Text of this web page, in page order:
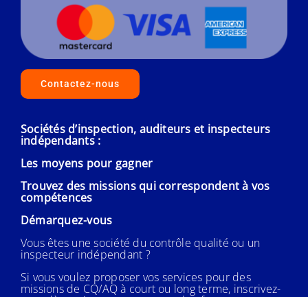
Contactez-nous
Sociétés d’inspection, auditeurs et inspecteurs
indépendants :
Les moyens pour gagner
Trouvez des missions qui correspondent à vos
compétences
Démarquez-vous
Vous êtes une société du contrôle qualité ou un
inspecteur indépendant ?
Si vous voulez proposer vos services pour des
missions de CQ/AQ à court ou long terme, inscrivez-